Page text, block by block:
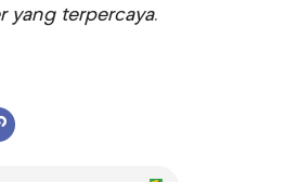
yang terpercaya.